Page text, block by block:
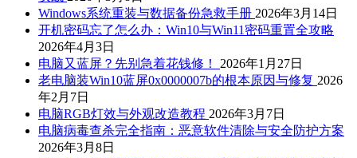
Windows系统重装与数据备份急救手册 2026年3月14日
开机密码忘了怎么办：Win10与Win11密码重置全攻略
2026年4月3日
电脑又蓝屏？先别急着花钱修！
2026年1月27日
老电脑装Win10蓝屏0x0000007b的根本原因与修复 2026
年2月7日
电脑RGB灯效与外观改造教程 2026年3月7日
电脑病毒查杀完全指南：恶意软件清除与安全防护方案
2026年3月8日